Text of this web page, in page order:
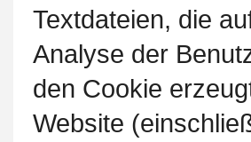
Textdateien, die
Analyse der
den Cookie
Website